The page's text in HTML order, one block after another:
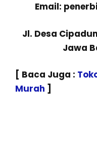
Email:
Jl. Desa
Jawa
[ Baca Juga :
Murah ]